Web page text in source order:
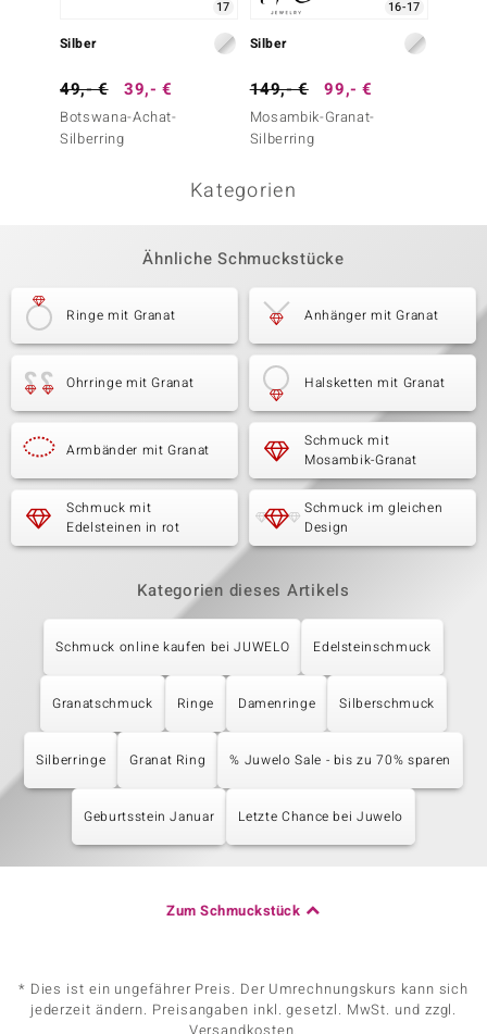
17
Silber
49,- € 39,- €
Botswana-Achat-
Silberring
16-17
Silber
149,- € 99,- €
Mosambik-Granat-
Silberring
Kategorien
Ähnliche Schmuckstücke
Ringe mit Granat Anhänger mit Granat
Ohrringe mit Granat Halsketten mit Granat
Armbänder mit Granat
Schmuck mit
Mosambik-Granat
Schmuck mit
Edelsteinen in rot
Schmuck im gleichen
Design
Kategorien dieses Artikels
Schmuck online kaufen bei JUWELO Edelsteinschmuck
Granatschmuck Ringe Damenringe Silberschmuck
Silberringe Granat Ring % Juwelo Sale - bis zu 70% sparen
Geburtsstein Januar Letzte Chance bei Juwelo
Zum Schmuckstück
* Dies ist ein ungefährer Preis. Der Umrechnungskurs kann sich
jederzeit ändern. Preisangaben inkl. gesetzl. MwSt. und zzgl.